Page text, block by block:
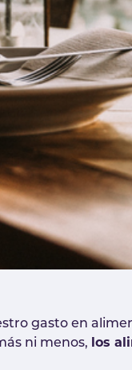
gasto en
ni menos,
los